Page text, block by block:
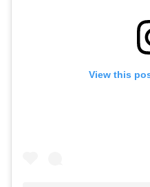
View this